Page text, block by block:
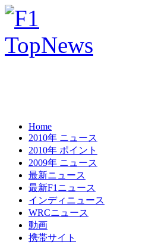
Home
2010年 ニュース
2010年 ポイント
2009年 ニュース
最新ニュース
最新F1ニュース
インディニュース
WRCニュース
動画
携帯サイト